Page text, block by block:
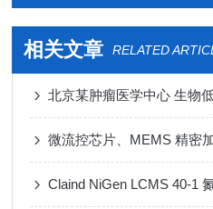
相关文章 RELATED
微流控芯片、MEMS 精密
Claind NiGen LCMS 40-1